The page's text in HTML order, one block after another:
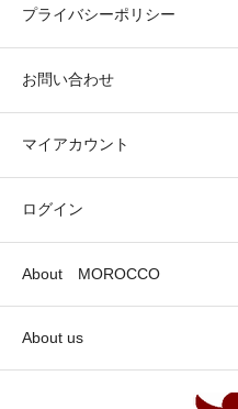
プライバシーポリシー
お問い合わせ
マイアカウント
ログイン
About MOROCCO
About us